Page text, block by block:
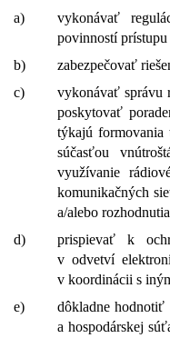
a)
vykonávať
povinností prístupu
b)
zabezpečovať
c)
vykonávať správu
poskytovať
týkajú formovania
súčasťou
využívanie
komunikačných
a/alebo
d)
prispievať k
v odvetví
v koordinácii s
e)
dôkladne hodnotiť
a hospodárskej